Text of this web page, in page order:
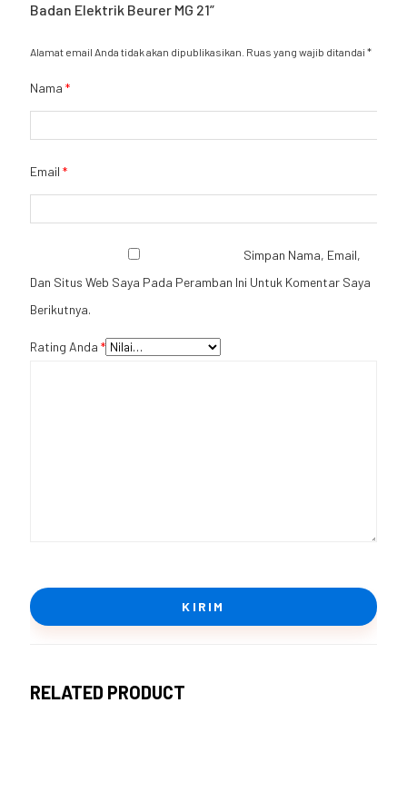
Badan Elektrik Beurer MG 21”
Alamat email Anda tidak akan dipublikasikan. Ruas yang wajib ditandai *
Nama *
Email *
Simpan Nama, Email,
Dan Situs Web Saya Pada Peramban Ini Untuk Komentar Saya
Berikutnya.
Rating Anda *
RELATED PRODUCT